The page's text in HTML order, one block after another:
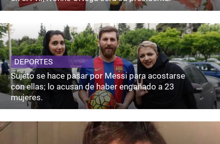
DEPORTES
Sujeto se hace pasar por Messi para acostarse
con ellas; lo acusan de haber engañado a 23
mujeres.